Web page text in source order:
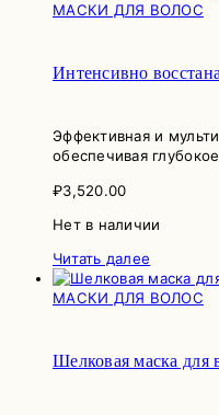
МАСКИ ДЛЯ ВОЛОС
Интенсивно
Эффективная и
обеспечивая
₽3,520.00
Нет в наличии
Читать далее
МАСКИ ДЛЯ ВОЛОС
Шелковая маска для